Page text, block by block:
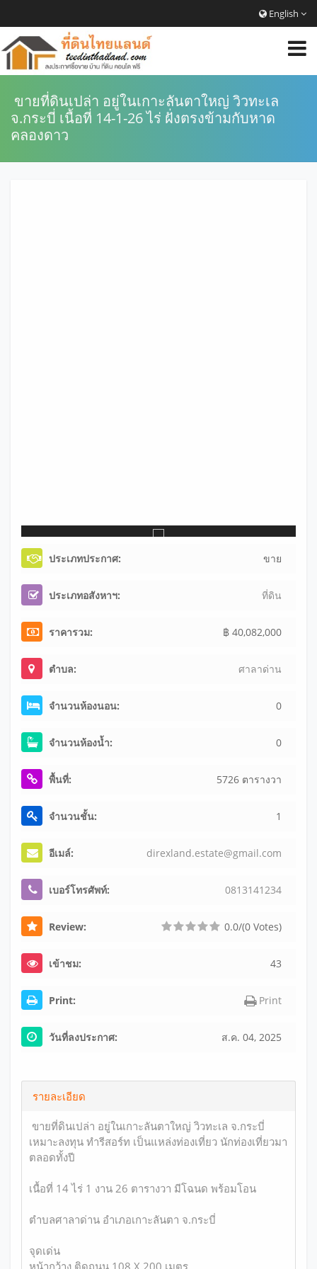
English
ขายที่ดินเปล่า อยู่ในเกาะลันตาใหญ่ วิวทะเล
จ.กระบี่ เนื้อที่ 14-1-26 ไร่ ฝั่งตรงข้ามกับหาด
คลองดาว
ประเภทประกาศ: ขาย
ประเภทอสังหาฯ: ที่ดิน
ราคารวม: ฿ 40,082,000
ตำบล: ศาลาด่าน
จำนวนห้องนอน: 0
จำนวนห้องน้ำ: 0
พื้นที่: 5726 ตารางวา
จำนวนชั้น: 1
อีเมล์: direxland.estate@gmail.com
เบอร์โทรศัพท์: 0813141234
Review: 0.0/(0 Votes)
เข้าชม: 43
Print: Print
วันที่ลงประกาศ: ส.ค. 04, 2025
รายละเอียด
ขายที่ดินเปล่า อยู่ในเกาะลันตาใหญ่ วิวทะเล จ.กระบี่
เหมาะลงทุน ทำรีสอร์ท เป็นแหล่งท่องเที่ยว นักท่องเที่ยวมา
ตลอดทั้งปี
เนื้อที่ 14 ไร่ 1 งาน 26 ตารางวา มีโฉนด พร้อมโอน
ตำบลศาลาด่าน อำเภอเกาะลันตา จ.กระบี่
จุดเด่น
หน้ากว้าง ติดถนน 108 X 200 เมตร